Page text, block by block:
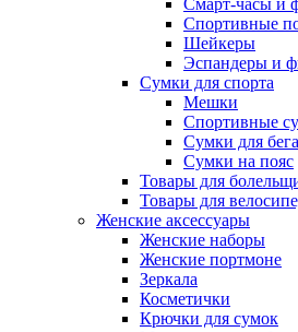
Смарт-часы и
Спортивные
Шейкеры
Эспандеры и
Сумки для спорта
Мешки
Спортивные
Сумки для бега
Сумки на пояс
Товары для
Товары для
Женские аксессуары
Женские наборы
Женские портмоне
Зеркала
Косметички
Крючки для сумок